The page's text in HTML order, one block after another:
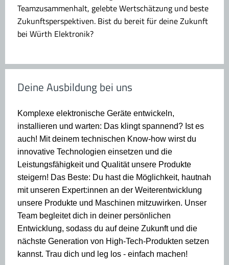
Teamzusammenhalt, gelebte Wertschätzung und beste
Zukunftsperspektiven. Bist du bereit für deine Zukunft
bei Würth Elektronik?
Deine Ausbildung bei uns
Komplexe elektronische Geräte entwickeln,
installieren und warten: Das klingt spannend? Ist es
auch! Mit deinem technischen Know-how wirst du
innovative Technologien einsetzen und die
Leistungsfähigkeit und Qualität unsere Produkte
steigern! Das Beste: Du hast die Möglichkeit, hautnah
mit unseren Expert:innen an der Weiterentwicklung
unsere Produkte und Maschinen mitzuwirken. Unser
Team begleitet dich in deiner persönlichen
Entwicklung, sodass du auf deine Zukunft und die
nächste Generation von High-Tech-Produkten setzen
kannst. Trau dich und leg los - einfach machen!